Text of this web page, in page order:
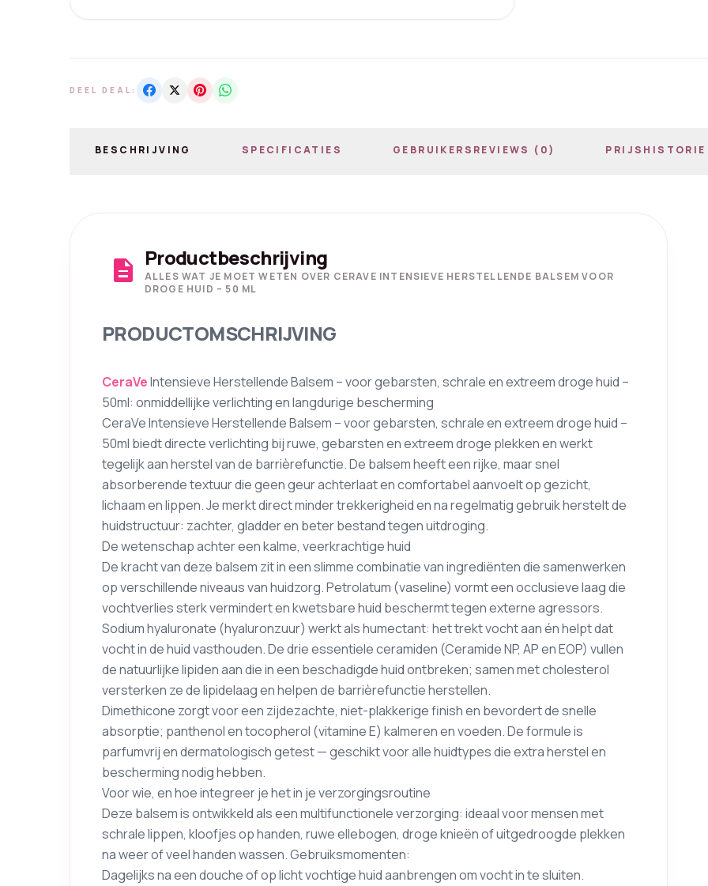
DEEL DEAL:
BESCHRIJVING SPECIFICATIES GEBRUIKERSREVIEWS (0) PRIJSHISTORIE
description Productbeschrijving
ALLES WAT JE MOET WETEN OVER CERAVE INTENSIEVE HERSTELLENDE BALSEM VOOR
DROGE HUID – 50 ML
PRODUCTOMSCHRIJVING
CeraVeIntensieve Herstellende Balsem – voor gebarsten, schrale en extreem droge huid –
50ml: onmiddellijke verlichting en langdurige bescherming
CeraVe Intensieve Herstellende Balsem – voor gebarsten, schrale en extreem droge huid –
50ml biedt directe verlichting bij ruwe, gebarsten en extreem droge plekken en werkt
tegelijk aan herstel van de barrièrefunctie. De balsem heeft een rijke, maar snel
absorberende textuur die geen geur achterlaat en comfortabel aanvoelt op gezicht,
lichaam en lippen. Je merkt direct minder trekkerigheid en na regelmatig gebruik herstelt de
huidstructuur: zachter, gladder en beter bestand tegen uitdroging.
De wetenschap achter een kalme, veerkrachtige huid
De kracht van deze balsem zit in een slimme combinatie van ingrediënten die samenwerken
op verschillende niveaus van huidzorg. Petrolatum (vaseline) vormt een occlusieve laag die
vochtverlies sterk vermindert en kwetsbare huid beschermt tegen externe agressors.
Sodium hyaluronate (hyaluronzuur) werkt als humectant: het trekt vocht aan én helpt dat
vocht in de huid vasthouden. De drie essentiele ceramiden (Ceramide NP, AP en EOP) vullen
de natuurlijke lipiden aan die in een beschadigde huid ontbreken; samen met cholesterol
versterken ze de lipidelaag en helpen de barrièrefunctie herstellen.
Dimethicone zorgt voor een zijdezachte, niet-plakkerige finish en bevordert de snelle
absorptie; panthenol en tocopherol (vitamine E) kalmeren en voeden. De formule is
parfumvrij en dermatologisch getest — geschikt voor alle huidtypes die extra herstel en
bescherming nodig hebben.
Voor wie, en hoe integreer je het in je verzorgingsroutine
Deze balsem is ontwikkeld als een multifunctionele verzorging: ideaal voor mensen met
schrale lippen, kloofjes op handen, ruwe ellebogen, droge knieën of uitgedroogde plekken
na weer of veel handen wassen. Gebruiksmomenten:
Dagelijks na een douche of op licht vochtige huid aanbrengen om vocht in te sluiten.